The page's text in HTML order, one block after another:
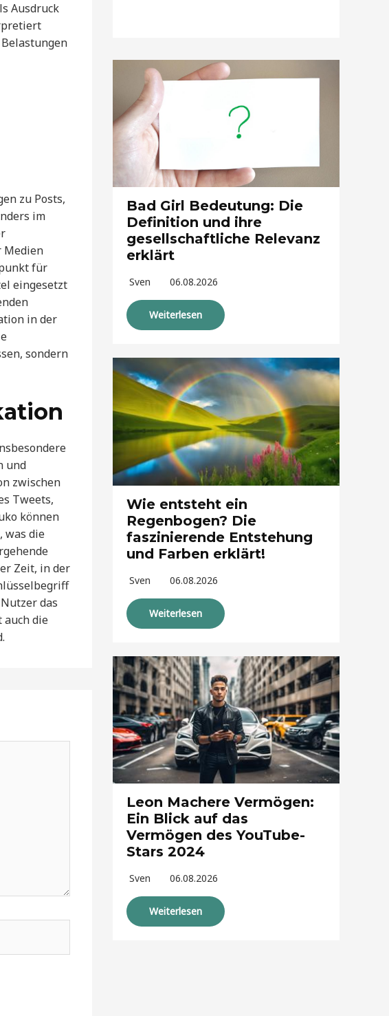
Ausdruck
zu Posts,
im
Medien
für
eingesetzt
in der
sondern
und
zwischen
Tweets,
können
was die
Zeit, in der
das
die
Bad Girl Bedeutung: Die
Definition und ihre
gesellschaftliche Relevanz
erklärt
Sven 06.08.2026
Weiterlesen
Wie entsteht ein
Regenbogen? Die
faszinierende Entstehung
und Farben erklärt!
Sven 06.08.2026
Weiterlesen
Leon Machere Vermögen:
Ein Blick auf das
Vermögen des YouTube-
Stars 2024
Sven 06.08.2026
Weiterlesen